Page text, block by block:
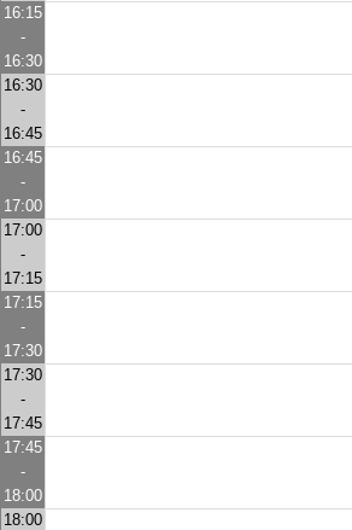
16:15
-
16:30
16:30
-
16:45
16:45
-
17:00
17:00
-
17:15
17:15
-
17:30
17:30
-
17:45
17:45
-
18:00
18:00